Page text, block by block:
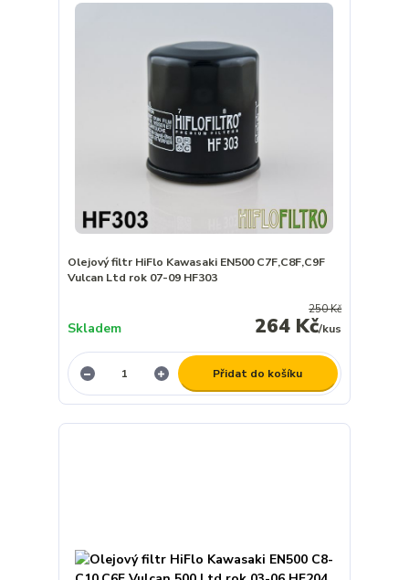
Olejový filtr HiFlo Kawasaki EN500 C7F,C8F,C9F
Vulcan Ltd rok 07-09 HF303
250 Kč
264 Kč/kus
Skladem
Přidat do košíku